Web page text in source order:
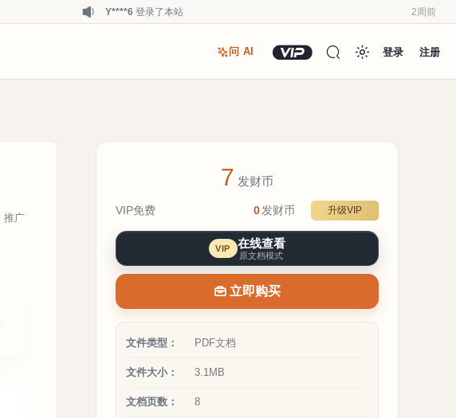
问 AI 登录 注册
Y****6 登录了本站 2周前
2周前
登录了本站
推广
7 发财币
VIP免费 升级VIP
0发财币
VIP 在线查看
原文档模式
立即购买
文件类型： PDF文档
文件大小： 3.1MB
文档页数： 8